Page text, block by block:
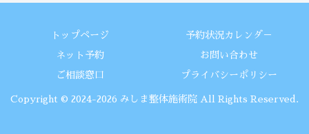
トップページ 予約状況カレンダ－
ネット予約 お問い合わせ
ご相談窓口 プライバシーポリシー
Copyright © 2024-2026 みしま整体施術院 All Rights Reserved.